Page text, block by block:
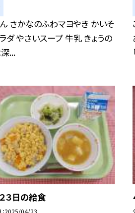
さかなのふわマヨやき かいそ
ダ やさいスープ 牛乳 きょうの
...
３日の給食
2025/04/23